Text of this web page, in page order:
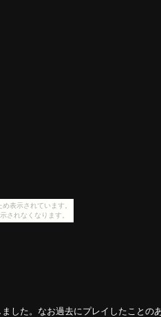
表示されています。
されなくなります。
た。なお過去にプレイしたことの